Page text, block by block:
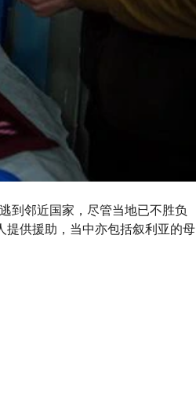
到邻近国家，尽管当地已不胜负
供援助，当中亦包括叙利亚的母